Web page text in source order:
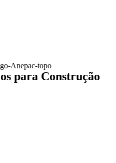
para Construção